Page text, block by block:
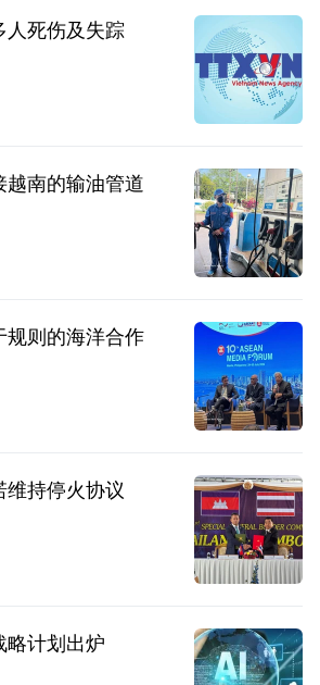
人死伤及失踪
南的输油管道
规则的海洋合作
持停火协议
略计划出炉